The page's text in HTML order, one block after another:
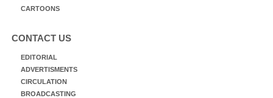
CARTOONS
CONTACT US
EDITORIAL
ADVERTISMENTS
CIRCULATION
BROADCASTING